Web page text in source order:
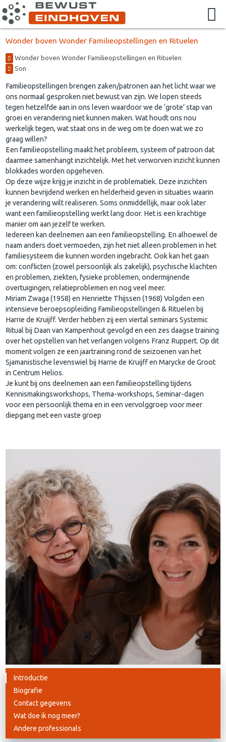
Wonder boven Wonder Familieopstellingen en Rituelen
Wonder boven Wonder Familieopstellingen en Rituelen
Son
Familieopstellingen brengen zaken/patronen aan het licht waar we
ons normaal gesproken niet bewust van zijn. We lopen steeds
tegen hetzelfde aan in ons leven waardoor we de ‘grote’ stap van
groei en verandering niet kunnen maken. Wat houdt ons nou
werkelijk tegen, wat staat ons in de weg om te doen wat we zo
graag willen?
Een familieopstelling maakt het probleem, systeem of patroon dat
daarmee samenhangt inzichtelijk. Met het verworven inzicht kunnen
blokkades worden opgeheven.
Op deze wijze krijg je inzicht in de problematiek. Deze inzichten
kunnen bevrijdend werken en helderheid geven in situaties waarin
je verandering wilt realiseren. Soms onmiddellijk, maar ook later
want een familieopstelling werkt lang door. Het is een krachtige
manier om aan jezelf te werken.
Iedereen kan deelnemen aan een familieopstelling. En alhoewel de
naam anders doet vermoeden, zijn het niet alleen problemen in het
familiesysteem die kunnen worden ingebracht. Ook kan het gaan
om: conflicten (zowel persoonlijk als zakelijk), psychische klachten
en problemen, ziekten, fysieke problemen, ondermijnende
overtuigingen, relatieproblemen en nog veel meer.
Miriam Zwaga (1958) en Henriette Thijssen (1968) Volgden een
intensieve beroepsopleiding Familieopstellingen & Rituelen bij
Harrie de Kruijff. Verder hebben zij een viertal seminars Systemic
Ritual bij Daan van Kampenhout gevolgd en een zes daagse training
over het opstellen van het verlangen volgens Franz Ruppert. Op dit
moment volgen ze een jaartraining rond de seizoenen van het
Sjamanistische levenswiel bij Harrie de Kruijff en Marycke de Groot
in Centrum Helios.
Je kunt bij ons deelnemen aan een familieopstelling tijdens
Kennismakingsworkshops, Thema-workshops, Seminar-dagen
voor een persoonlijk thema en in een vervolggroep voor meer
diepgang met een vaste groep
Introductie
Biografie
Contact gegevens
Wat doe ik nog meer?
Andere professionals